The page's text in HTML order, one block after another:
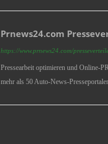
Prnews24.com
https://www.prnews24.com/
Pressearbeit optimieren und Online-
mehr als 50 Auto-News-